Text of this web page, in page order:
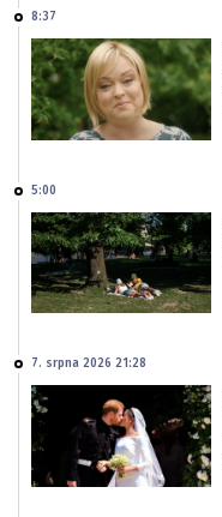
8:37
5:00
7. srpna 2026 21:28